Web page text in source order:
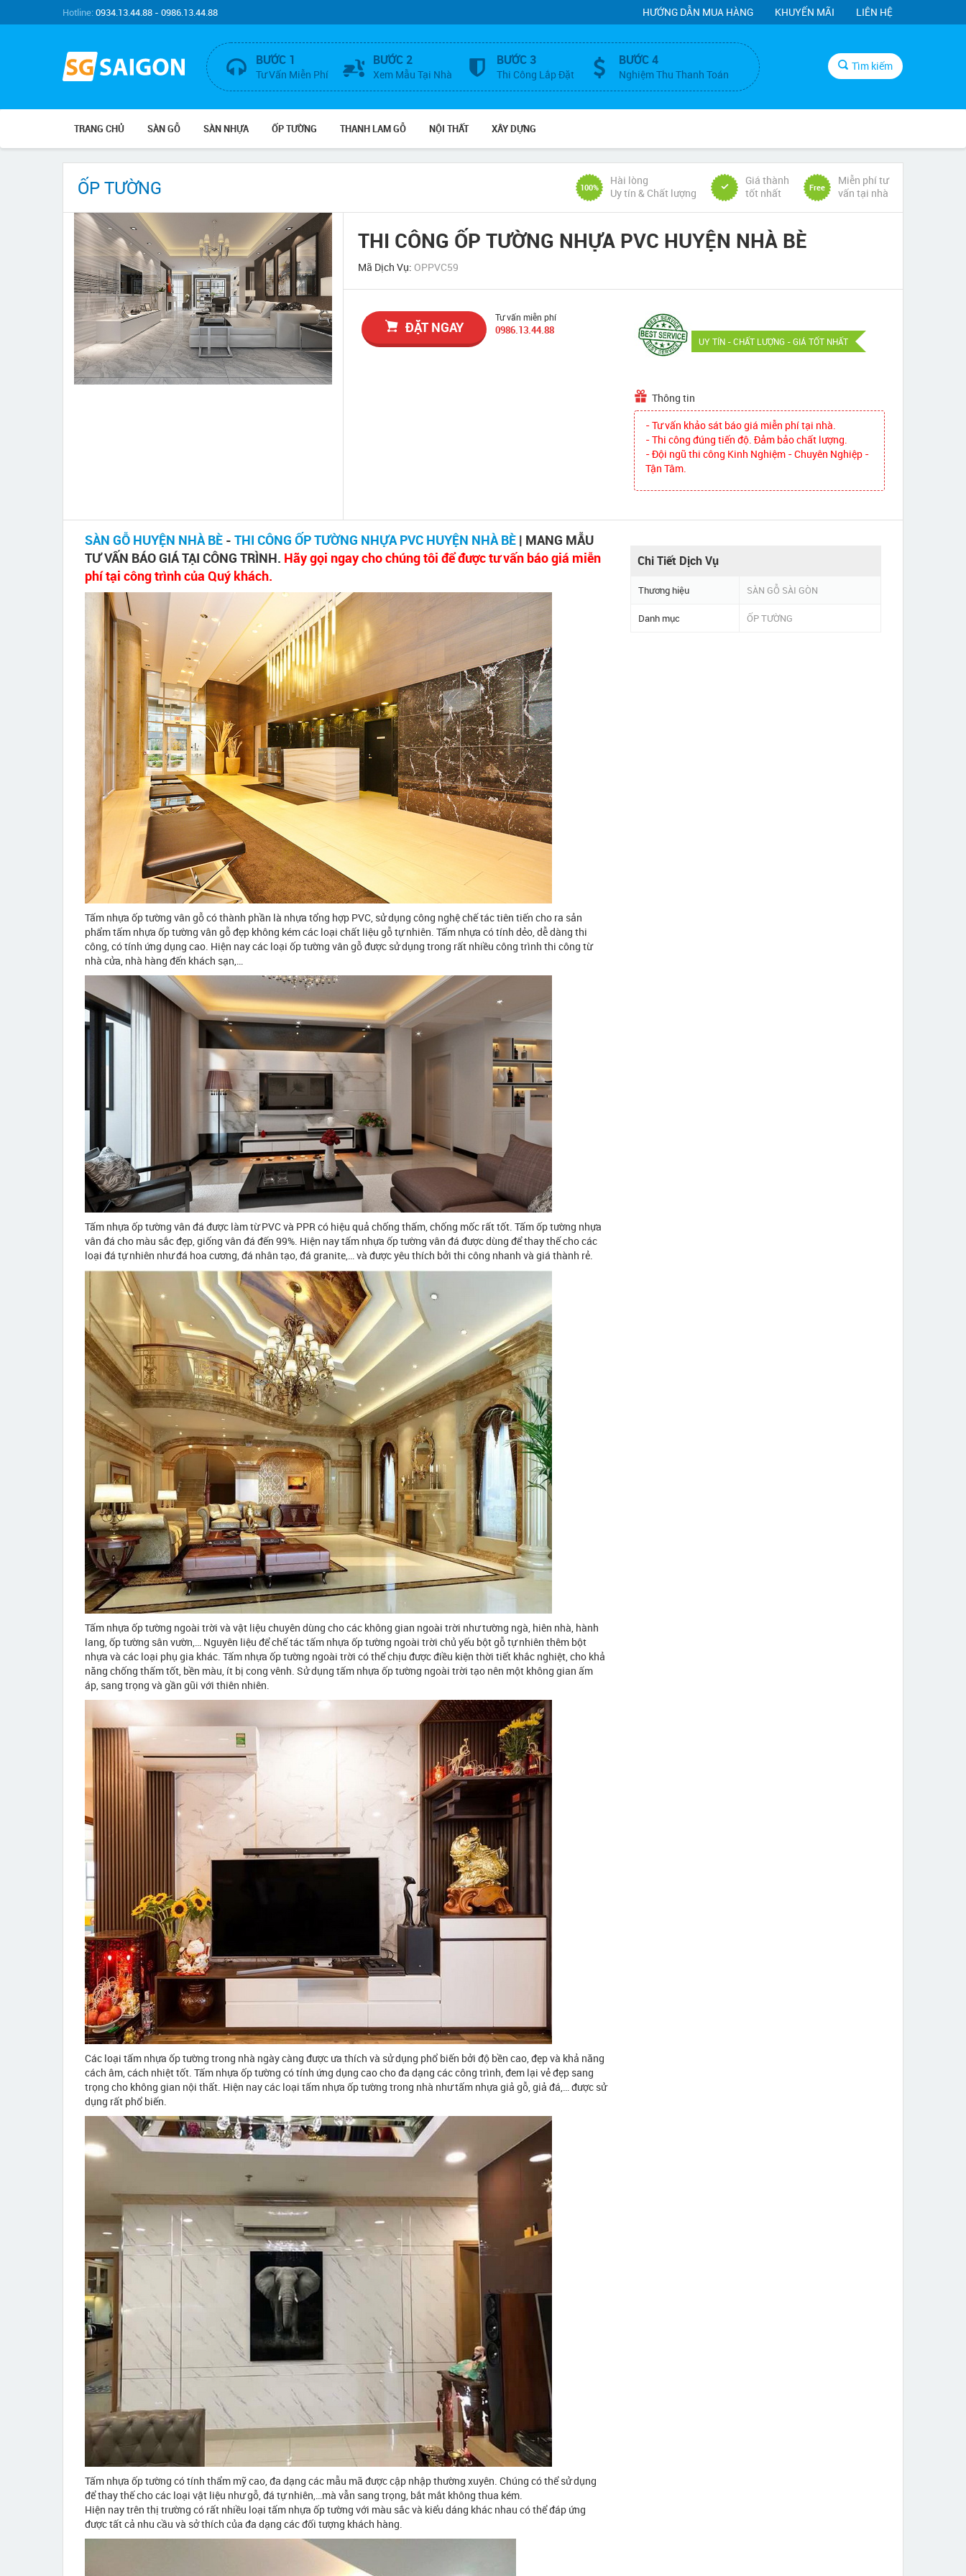
Hotline:0934.13.44.88 - 0986.13.44.88 HƯỚNG DẪN MUA HÀNG KHUYẾN MÃI LIÊN HỆ
BƯỚC 1
Tư Vấn Miễn Phí
BƯỚC 2
Xem Mẫu Tại Nhà
BƯỚC 3
Thi Công Lắp Đặt
BƯỚC 4
Nghiệm Thu Thanh Toán
Tìm kiếm
TRANG CHỦ SÀN GỖ SÀN NHỰA ỐP TƯỜNG THANH LAM GỖ NỘI THẤT XÂY DỰNG
ỐP TƯỜNG 100%
Hài lòng
Uy tín & Chất lượng
Giá thành
tốt nhất
Free
Miễn phí tư
vấn tại nhà
THI CÔNG ỐP TƯỜNG NHỰA PVC HUYỆN NHÀ BÈ
Mã Dịch Vụ:OPPVC59
ĐẶT NGAY
Tư vấn miễn phí
0986.13.44.88
UY TÍN - CHẤT LƯỢNG - GIÁ TỐT NHẤT
Thông tin
- Tư vấn khảo sát báo giá miễn phí tại nhà.
- Thi công đúng tiến độ. Đảm bảo chất lượng.
- Đội ngũ thi công Kinh Nghiệm - Chuyên Nghiệp -
Tận Tâm.
SÀN GỖ HUYỆN NHÀ BÈ - THI CÔNG ỐP TƯỜNG NHỰA PVC HUYỆN NHÀ BÈ | MANG MẪU
TƯ VẤN BÁO GIÁ TẠI CÔNG TRÌNH. Hãy gọi ngay cho chúng tôi để được tư vấn báo giá miễn
phí tại công trình của Quý khách.
Tấm nhựa ốp tường vân gỗ có thành phần là nhựa tổng hợp PVC, sử dụng công nghệ chế tác tiên tiến cho ra sản
phẩm tấm nhựa ốp tường vân gỗ đẹp không kém các loại chất liệu gỗ tự nhiên. Tấm nhựa có tính dẻo, dễ dàng thi
công, có tính ứng dụng cao. Hiện nay các loại ốp tường vân gỗ được sử dụng trong rất nhiều công trình thi công từ
nhà cửa, nhà hàng đến khách sạn,…
Tấm nhựa ốp tường vân đá được làm từ PVC và PPR có hiệu quả chống thấm, chống mốc rất tốt. Tấm ốp tường nhựa
vân đá cho màu sắc đẹp, giống vân đá đến 99%. Hiện nay tấm nhựa ốp tường vân đá được dùng để thay thế cho các
loại đá tự nhiên như đá hoa cương, đá nhân tạo, đá granite,… và được yêu thích bởi thi công nhanh và giá thành rẻ.
Tấm nhựa ốp tường ngoài trời và vật liệu chuyên dùng cho các không gian ngoài trời như tường ngà, hiên nhà, hành
lang, ốp tường sân vườn,… Nguyên liệu để chế tác tấm nhựa ốp tường ngoài trời chủ yếu bột gỗ tự nhiên thêm bột
nhựa và các loại phụ gia khác. Tấm nhựa ốp tường ngoài trời có thể chịu được điều kiện thời tiết khắc nghiệt, cho khả
năng chống thấm tốt, bền màu, ít bị cong vênh. Sử dụng tấm nhựa ốp tường ngoài trời tạo nên một không gian ấm
áp, sang trọng và gần gũi với thiên nhiên.
Các loại tấm nhựa ốp tường trong nhà ngày càng được ưa thích và sử dụng phổ biến bởi độ bền cao, đẹp và khả năng
cách âm, cách nhiệt tốt. Tấm nhựa ốp tường có tính ứng dụng cao cho đa dạng các công trình, đem lại vẻ đẹp sang
trọng cho không gian nội thất. Hiện nay các loại tấm nhựa ốp tường trong nhà như tấm nhựa giả gỗ, giả đá,… được sử
dụng rất phổ biến.
Tấm nhựa ốp tường có tính thẩm mỹ cao, đa dạng các mẫu mã được cập nhập thường xuyên. Chúng có thể sử dụng
để thay thế cho các loại vật liệu như gỗ, đá tự nhiên,…mà vẫn sang trọng, bắt mắt không thua kém.
Hiện nay trên thị trường có rất nhiều loại tấm nhựa ốp tường với màu sắc và kiểu dáng khác nhau có thể đáp ứng
được tất cả nhu cầu và sở thích của đa dạng các đối tượng khách hàng.
Chi Tiết Dịch Vụ
Thương hiệu SÀN GỖ SÀI GÒN
Danh mục ỐP TƯỜNG